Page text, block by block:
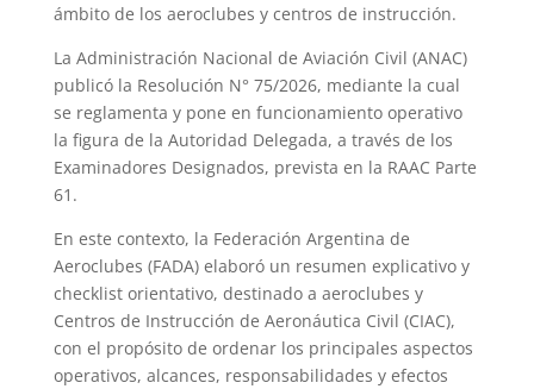
ámbito de los aeroclubes y centros de instrucción.
La Administración Nacional de Aviación Civil (ANAC)
publicó la Resolución N° 75/2026, mediante la cual
se reglamenta y pone en funcionamiento operativo
la figura de la Autoridad Delegada, a través de los
Examinadores Designados, prevista en la RAAC Parte
61.
En este contexto, la Federación Argentina de
Aeroclubes (FADA) elaboró un resumen explicativo y
checklist orientativo, destinado a aeroclubes y
Centros de Instrucción de Aeronáutica Civil (CIAC),
con el propósito de ordenar los principales aspectos
operativos, alcances, responsabilidades y efectos